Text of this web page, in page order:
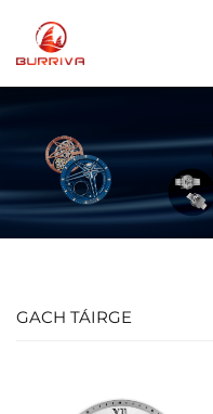
GACH TÁIRGE